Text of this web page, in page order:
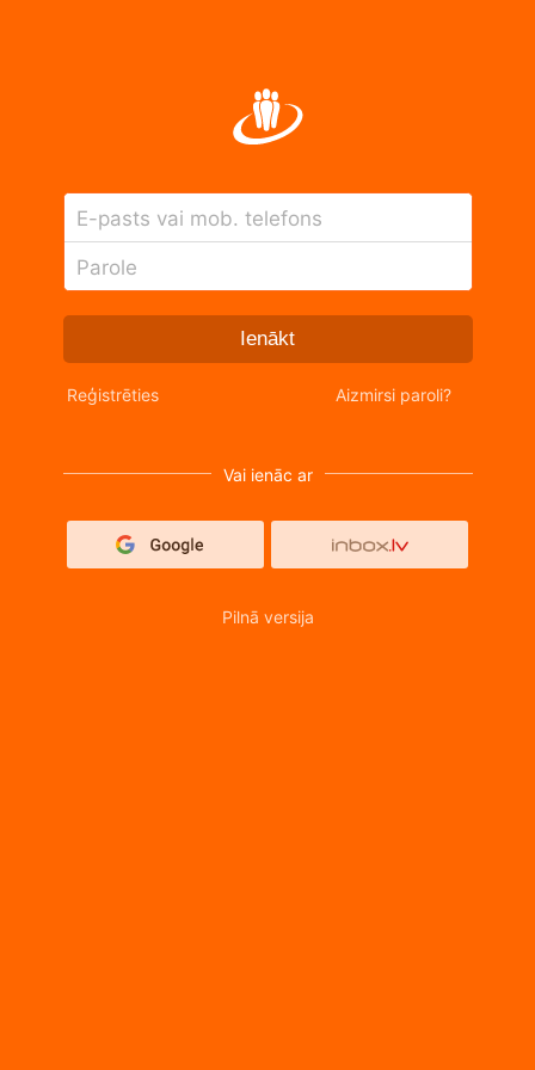
E-pasts vai mob. telefons
Parole
Ienākt
Reģistrēties Aizmirsi paroli?
Vai ienāc ar
Pilnā versija